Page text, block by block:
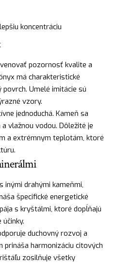
koncentráciu
pozornosť kvalite a
má charakteristické
Umelé imitácie sú
vzory.
jednoduchá. Kameň sa
vlažnou vodou. Dôležité je
a extrémnym teplotám, ktoré
inými drahými kameňmi,
špecifické energetické
s kryštálmi, ktoré dopĺňajú
duchovný rozvoj a
prináša harmonizáciu citových
zosilňuje všetky